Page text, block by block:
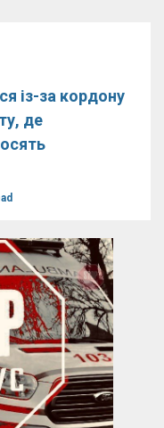
із-за кордону
де